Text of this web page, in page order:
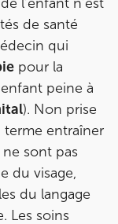
de santé
qui
pour la
peine à
). Non prise
terme entraîner
sont pas
du visage,
du langage
Les soins